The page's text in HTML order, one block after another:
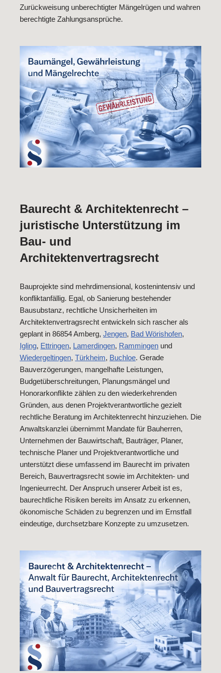
Zurückweisung unberechtigter Mängelrügen und wahren
berechtigte Zahlungsansprüche.
Baurecht & Architektenrecht –
juristische Unterstützung im
Bau- und
Architektenvertragsrecht
Bauprojekte sind mehrdimensional, kostenintensiv und
konfliktanfällig. Egal, ob Sanierung bestehender
Bausubstanz, rechtliche Unsicherheiten im
Architektenvertragsrecht entwickeln sich rascher als
geplant in 86854 Amberg, Jengen, Bad Wörishofen,
Igling, Ettringen, Lamerdingen, Rammingen und
Wiedergeltingen, Türkheim, Buchloe. Gerade
Bauverzögerungen, mangelhafte Leistungen,
Budgetüberschreitungen, Planungsmängel und
Honorarkonflikte zählen zu den wiederkehrenden
Gründen, aus denen Projektverantwortliche gezielt
rechtliche Beratung im Architektenrecht hinzuziehen. Die
Anwaltskanzlei übernimmt Mandate für Bauherren,
Unternehmen der Bauwirtschaft, Bauträger, Planer,
technische Planer und Projektverantwortliche und
unterstützt diese umfassend im Baurecht im privaten
Bereich, Bauvertragsrecht sowie im Architekten- und
Ingenieurrecht. Der Anspruch unserer Arbeit ist es,
baurechtliche Risiken bereits im Ansatz zu erkennen,
ökonomische Schäden zu begrenzen und im Ernstfall
eindeutige, durchsetzbare Konzepte zu umzusetzen.